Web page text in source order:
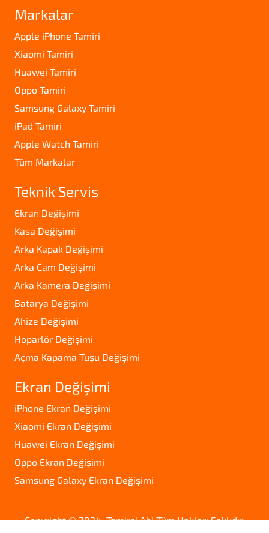
Markalar
Apple iPhone Tamiri
Xiaomi Tamiri
Huawei Tamiri
Oppo Tamiri
Samsung Galaxy Tamiri
iPad Tamiri
Apple Watch Tamiri
Tüm Markalar
Teknik Servis
Ekran Değişimi
Kasa Değişimi
Arka Kapak Değişimi
Arka Cam Değişimi
Arka Kamera Değişimi
Batarya Değişimi
Ahize Değişimi
Hoparlör Değişimi
Açma Kapama Tuşu Değişimi
Ekran Değişimi
iPhone Ekran Değişimi
Xiaomi Ekran Değişimi
Huawei Ekran Değişimi
Oppo Ekran Değişimi
Samsung Galaxy Ekran Değişimi
Copyright © 2024. Tamirci Abi Tüm Hakları Saklıdır.